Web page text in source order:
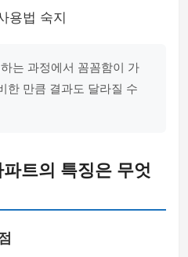
용법 숙지
는 과정에서 꼼꼼함이 가
한 만큼 결과도 달라질 수
트의 특징은 무엇